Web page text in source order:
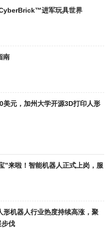
进军玩具世界
南
美元，加州大学开源3D打印人形
”来啦！智能机器人正式上岗，服
形机器人行业热度持续高涨，聚
步伐